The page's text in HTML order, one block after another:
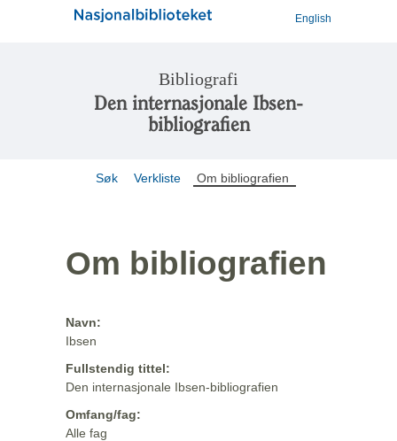
English
Bibliografi
Den internasjonale Ibsen-
bibliografien
Søk Verkliste Om bibliografien
Om bibliografien
Navn:
Ibsen
Fullstendig tittel:
Den internasjonale Ibsen-bibliografien
Omfang/fag:
Alle fag